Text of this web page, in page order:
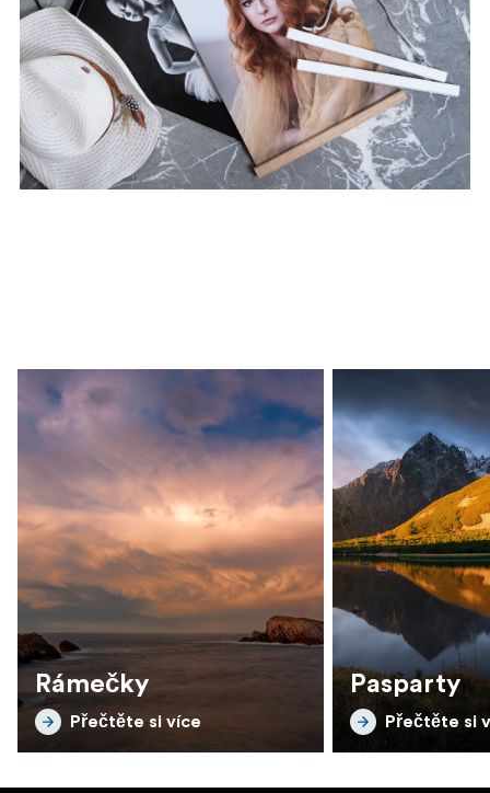
Rámečky
Přečtěte si více
Pasparty
Přečtěte si